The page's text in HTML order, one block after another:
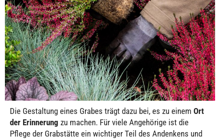
Die Gestaltung eines Grabes trägt dazu bei, es zu einem Ort
der Erinnerung zu machen. Für viele Angehörige ist die
Pflege der Grabstätte ein wichtiger Teil des Andenkens und